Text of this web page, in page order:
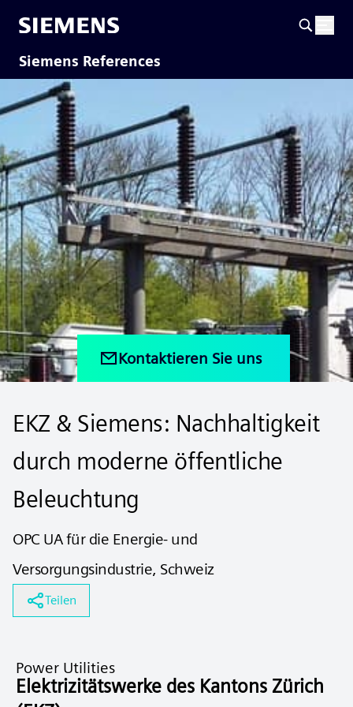
Siemens References
Kontaktieren Sie uns
EKZ & Siemens: Nachhaltigkeit
durch moderne öffentliche
Beleuchtung
OPC UA für die Energie- und
Versorgungsindustrie, Schweiz
Teilen
Power Utilities
Elektrizitätswerke des Kantons Zürich